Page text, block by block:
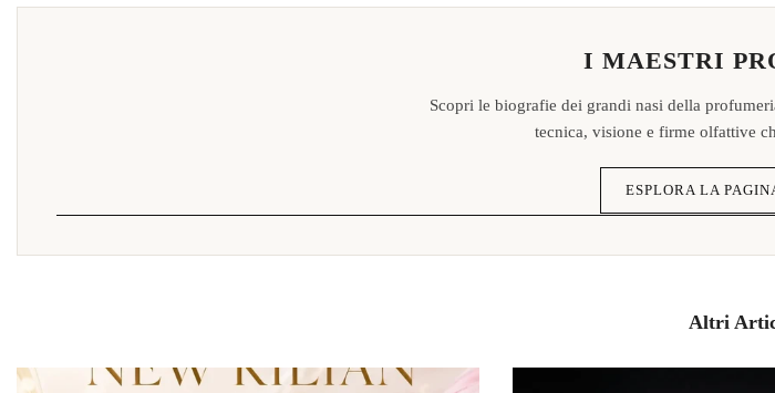
I MAESTRI
Scopri le biografie dei grandi nasi della
tecnica, visione e firme olfattive
ESPLORA LA
Altri